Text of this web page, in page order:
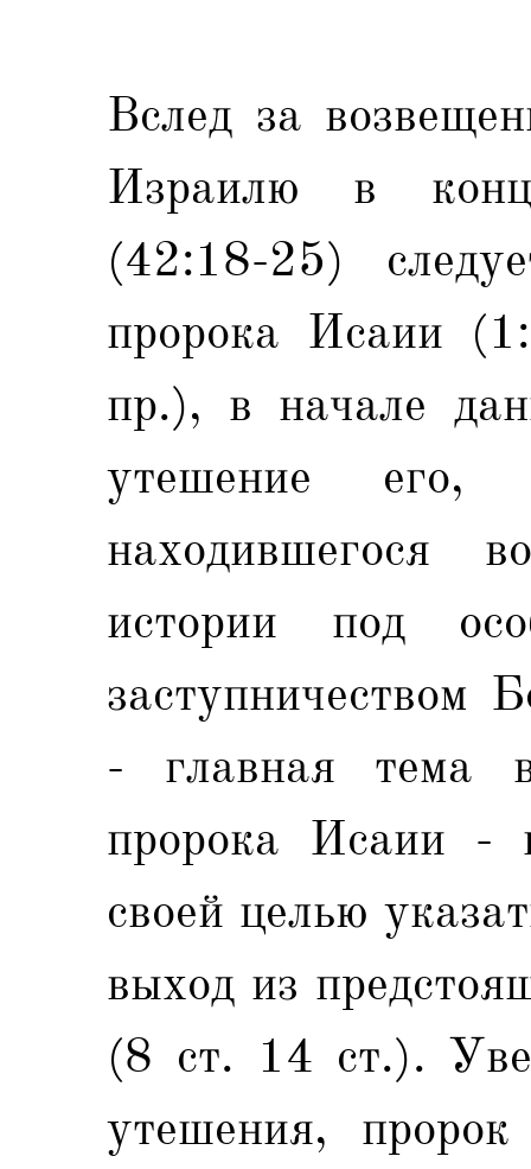
Вслед за
Израилю в
(42:18-25)
пророка Исаии
пр.), в начале
утешение
находившегося
истории под
заступничеством
- главная тема
пророка Исаии -
своей целью
выход из
(8 ст. 14 ст.).
утешения,